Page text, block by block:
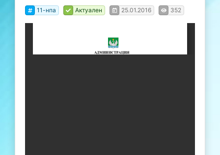
11-нпа Актуален 25.01.2016 352